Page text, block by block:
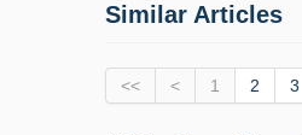
Similar Articles
<< < 1 2 3